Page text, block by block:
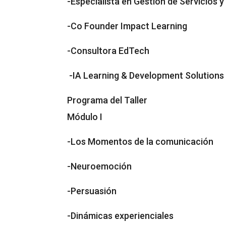
-Co Founder Impact Learning
-Consultora EdTech
-IA Learning & Development Solutions
Programa del Taller
Módulo I
-Los Momentos de la comunicación
-Neuroemoción
-Persuasión
-Dinámicas experienciales